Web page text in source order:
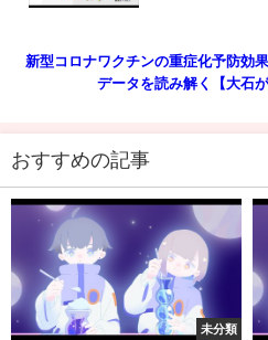
新型コロナワクチンの重症化予防効
データを読み解く【大石
おすすめの記事
未分類